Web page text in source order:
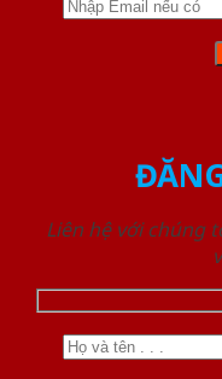
Liên hệ với chúng